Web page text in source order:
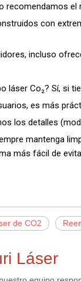
recomendamos
con
incluso
láser Co₂? Sí, si
es más
los detalles
mantenga
más fácil de
de CO2
Láser